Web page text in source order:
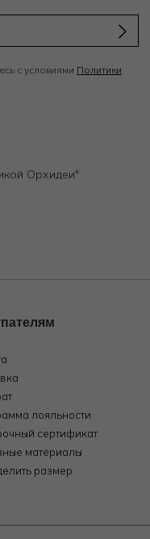
с условиями Политики
Орхидеи"
лояльности
сертификат
материалы
размер